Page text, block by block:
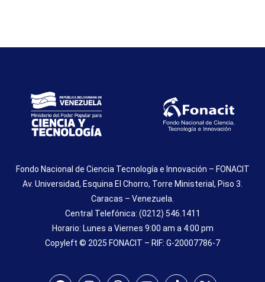
Fondo Nacional de Ciencia Tecnología e Innovación – FONACIT
Av. Universidad, Esquina El Chorro, Torre Ministerial, Piso 3.
Caracas – Venezuela.
Central Telefónica: (0212) 546.1411
Horario: Lunes a Viernes 9:00 am a 4:00 pm
Copyleft © 2025 FONACIT – RIF: G-20007786-7